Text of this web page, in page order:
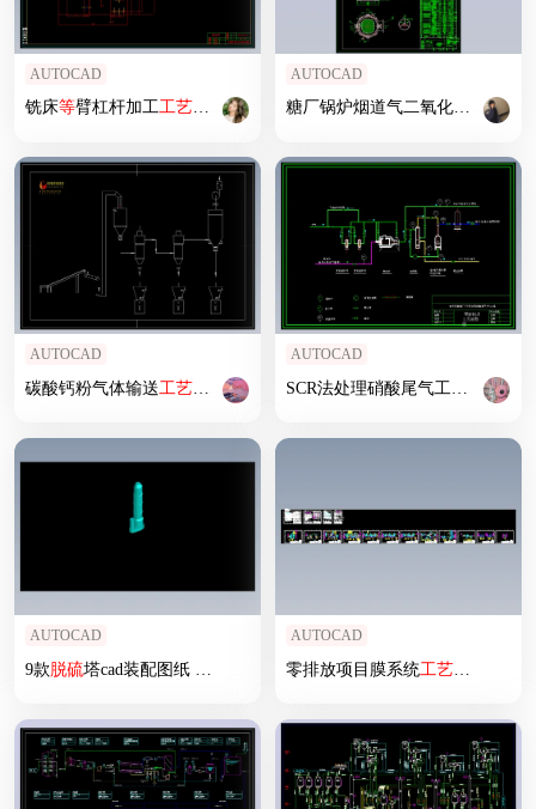
AUTOCAD
铣床等臂杠杆加工工艺及铣φ40上端面和宽30mm平台夹具设计
AUTOCAD
糖厂锅炉烟道气二氧化碳富集 湿法
AUTOCAD
碳酸钙粉气体输送工艺流程图
AUTOCAD
工艺cad
AUTOCAD
9款脱硫塔cad装配图纸 除雾塔装配CAD机械素材脱硫塔cad素材
AUTOCAD
零排放项目膜系统工艺流程图